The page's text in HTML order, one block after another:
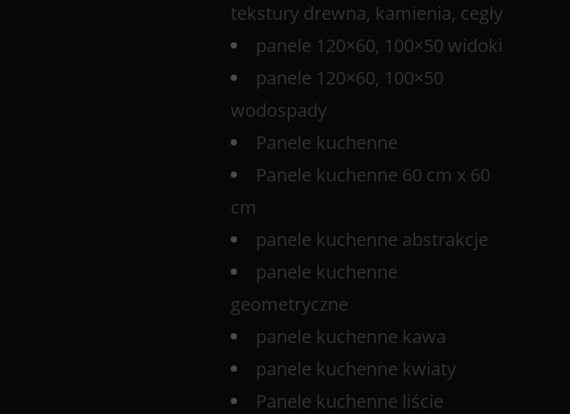
tekstury drewna, kamienia, cegły
panele 120×60, 100×50 widoki
panele 120×60, 100×50
wodospady
Panele kuchenne
Panele kuchenne 60 cm x 60
cm
panele kuchenne abstrakcje
panele kuchenne
geometryczne
panele kuchenne kawa
panele kuchenne kwiaty
Panele kuchenne liście